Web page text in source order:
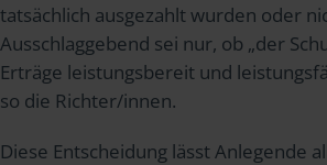
tatsächlich ausgezahlt wurden oder
Ausschlaggebend sei nur, ob „der
Erträge leistungsbereit und
so die Richter/innen.
Diese Entscheidung lässt Anlegende